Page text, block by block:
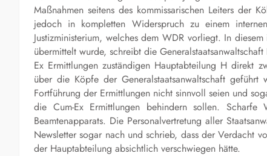
Maßnahmen seitens des kommissarischen Leiters der
jedoch in kompletten Widerspruch zu einem
Justizministerium, welches dem WDR vorliegt. In
übermittelt wurde, schreibt die
Ex Ermittlungen zuständigen Hauptabteilung H direkt
über die Köpfe der Generalstaatsanwaltschaft
Fortführung der Ermittlungen nicht sinnvoll seien und
die Cum-Ex Ermittlungen behindern sollen.
Beamtenapparats. Die Personalvertretung aller
Newsletter sogar nach und schrieb, dass der Verdacht
der Hauptabteilung absichtlich verschwiegen hätte.